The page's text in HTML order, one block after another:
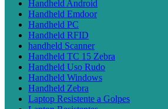
Handheld Android
Handheld Emdoor
Handheld PC
Handheld RFID
handheld Scanner
Handheld TC 15 Zebra
Handheld Uso Rudo
Handheld Windows
Handheld Zebra
Laptop Resistente a Golpes